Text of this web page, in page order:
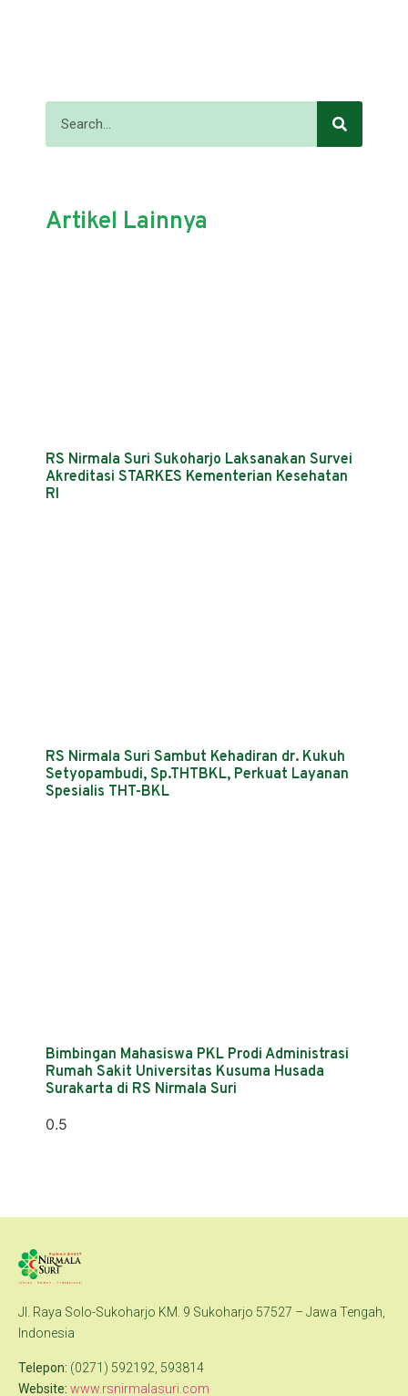
Artikel Lainnya
RS Nirmala Suri Sukoharjo Laksanakan Survei
Akreditasi STARKES Kementerian Kesehatan
RI
RS Nirmala Suri Sambut Kehadiran dr. Kukuh
Setyopambudi, Sp.THTBKL, Perkuat Layanan
Spesialis THT-BKL
Bimbingan Mahasiswa PKL Prodi Administrasi
Rumah Sakit Universitas Kusuma Husada
Surakarta di RS Nirmala Suri
Jl. Raya Solo-Sukoharjo KM. 9 Sukoharjo 57527 – Jawa Tengah,
Indonesia
Telepon: (0271) 592192, 593814
Website: www.rsnirmalasuri.com